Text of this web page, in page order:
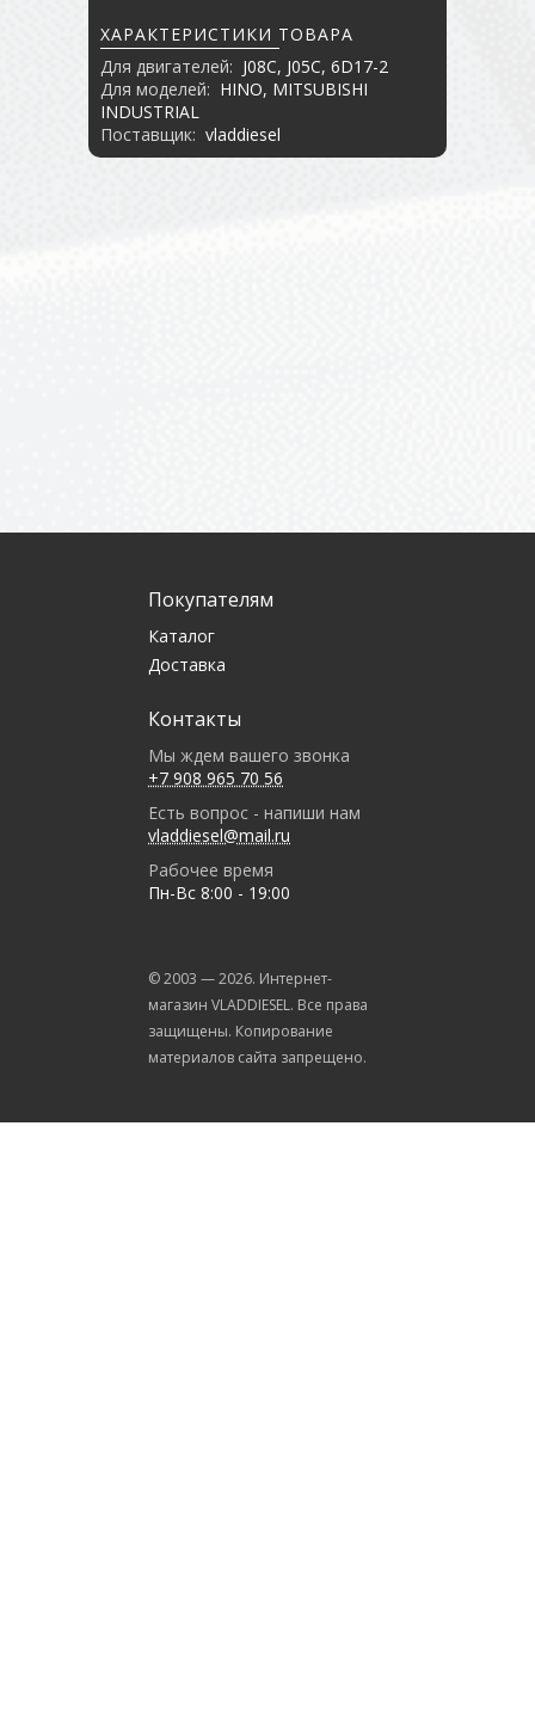
ХАРАКТЕРИСТИКИ ТОВАРА
Для двигателей: J08C, J05C, 6D17-2
Для моделей: HINO, MITSUBISHI
INDUSTRIAL
Поставщик: vladdiesel
Покупателям
Каталог
Доставка
Контакты
Мы ждем вашего звонка
+7 908 965 70 56
Есть вопрос - напиши нам
vladdiesel@mail.ru
Рабочее время
Пн-Вс 8:00 - 19:00
© 2003 —2026. Интернет-
магазин VLADDIESEL. Все права
защищены. Копирование
материалов сайта запрещено.